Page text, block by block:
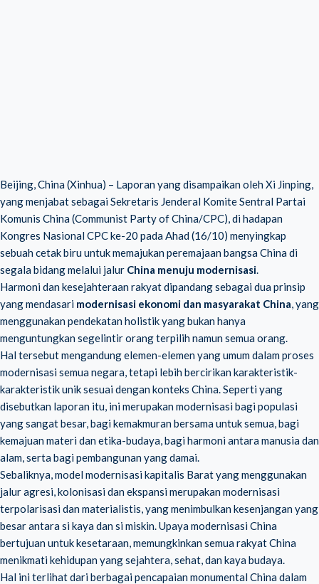
Beijing, China (Xinhua) – Laporan yang disampaikan oleh Xi Jinping,
yang menjabat sebagai Sekretaris Jenderal Komite Sentral Partai
Komunis China (Communist Party of China/CPC), di hadapan
Kongres Nasional CPC ke-20 pada Ahad (16/10) menyingkap
sebuah cetak biru untuk memajukan peremajaan bangsa China di
segala bidang melalui jalur China menuju modernisasi.
Harmoni dan kesejahteraan rakyat dipandang sebagai dua prinsip
yang mendasari modernisasi ekonomi dan masyarakat China, yang
menggunakan pendekatan holistik yang bukan hanya
menguntungkan segelintir orang terpilih namun semua orang.
Hal tersebut mengandung elemen-elemen yang umum dalam proses
modernisasi semua negara, tetapi lebih bercirikan karakteristik-
karakteristik unik sesuai dengan konteks China. Seperti yang
disebutkan laporan itu, ini merupakan modernisasi bagi populasi
yang sangat besar, bagi kemakmuran bersama untuk semua, bagi
kemajuan materi dan etika-budaya, bagi harmoni antara manusia dan
alam, serta bagi pembangunan yang damai.
Sebaliknya, model modernisasi kapitalis Barat yang menggunakan
jalur agresi, kolonisasi dan ekspansi merupakan modernisasi
terpolarisasi dan materialistis, yang menimbulkan kesenjangan yang
besar antara si kaya dan si miskin. Upaya modernisasi China
bertujuan untuk kesetaraan, memungkinkan semua rakyat China
menikmati kehidupan yang sejahtera, sehat, dan kaya budaya.
Hal ini terlihat dari berbagai pencapaian monumental China dalam